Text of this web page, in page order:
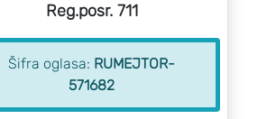
Reg.posr. 711
Šifra oglasa: RUMEJTOR-
571682